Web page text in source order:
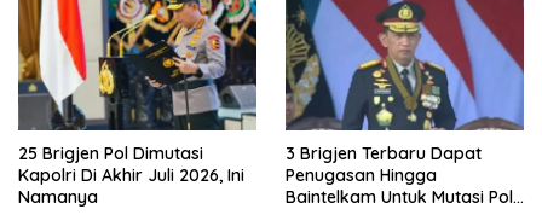
25 Brigjen Pol Dimutasi
Kapolri Di Akhir Juli 2026, Ini
Namanya
3 Brigjen Terbaru Dapat
Penugasan Hingga
Baintelkam Untuk Mutasi Polri